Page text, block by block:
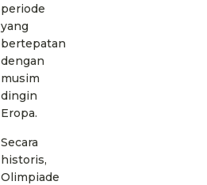
periode
yang
bertepatan
dengan
musim
dingin
Eropa.
Secara
historis,
Olimpiade